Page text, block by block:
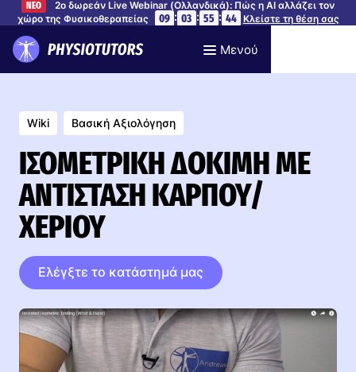
ΝΕΟ
2ο δωρεάν Live Webinar (Ολλανδικά): Πώς η AI αλλάζει τον
χώρο της Φυσικοθεραπείας
09 : 03 : 55 : 43 Κλείστε τη θέση σας
Μενού
Wiki Βασική Αξιολόγηση
ΙΣΟΜΕΤΡΙΚΉ ΔΟΚΙΜΉ ΜΕ
ΑΝΤΊΣΤΑΣΗ ΚΑΡΠΟΎ/
ΧΕΡΙΟΎ
Ελέγξτε το κατάστημά μας